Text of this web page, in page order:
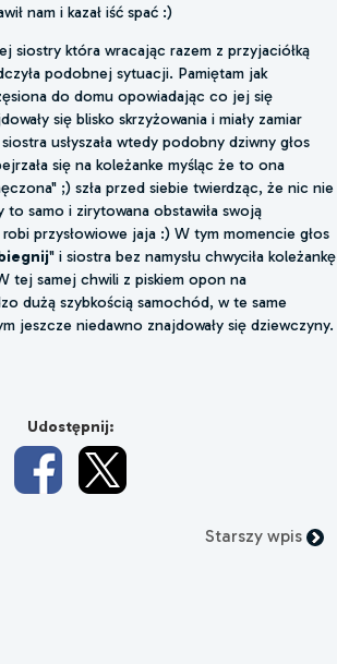
nam i kazał iść spać :)
siostry która wracając razem z przyjaciółką
podobnej sytuacji. Pamiętam jak
do domu opowiadając co jej się
się blisko skrzyżowania i miały zamiar
usłyszała wtedy podobny dziwny głos
się na koleżanke myśląc że to ona
;) szła przed siebie twierdząc, że nic nie
to samo i zirytowana obstawiła swoją
przysłowiowe jaja :) W tym momencie głos
" i siostra bez namysłu chwyciła koleżankę
tej samej chwili z piskiem opon na
dużą szybkością samochód, w te same
jeszcze niedawno znajdowały się dziewczyny.
Udostępnij:
Starszy wpis